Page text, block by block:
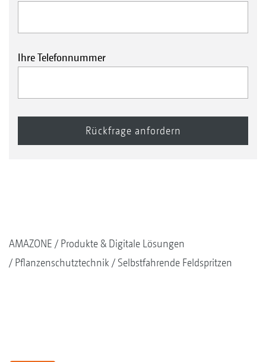
Ihre Telefonnummer
AMAZONE
Produkte & Digitale Lösungen
Pflanzenschutztechnik
Selbstfahrende Feldspritzen